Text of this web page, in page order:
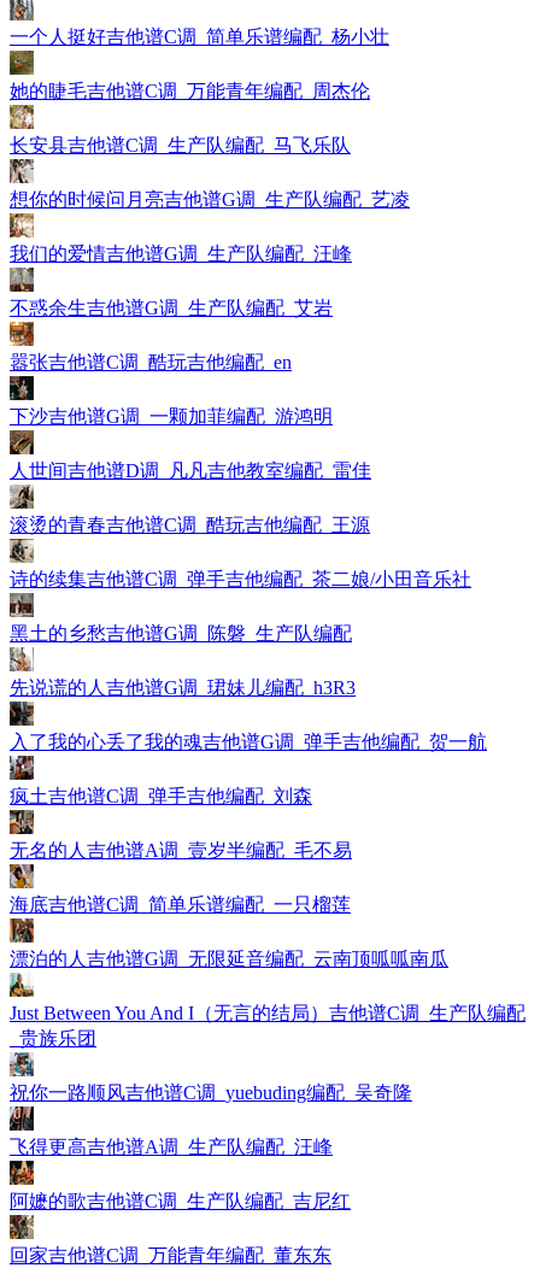
一个人挺好吉他谱C调_简单乐谱编配_杨小壮
她的睫毛吉他谱C调_万能青年编配_周杰伦
长安县吉他谱C调_生产队编配_马飞乐队
想你的时候问月亮吉他谱G调_生产队编配_艺凌
我们的爱情吉他谱G调_生产队编配_汪峰
不惑余生吉他谱G调_生产队编配_艾岩
嚣张吉他谱C调_酷玩吉他编配_en
下沙吉他谱G调_一颗加菲编配_游鸿明
人世间吉他谱D调_凡凡吉他教室编配_雷佳
滚烫的青春吉他谱C调_酷玩吉他编配_王源
诗的续集吉他谱C调_弹手吉他编配_茶二娘/小田音乐社
黑土的乡愁吉他谱G调_陈磐_生产队编配
先说谎的人吉他谱G调_珺妹儿编配_h3R3
入了我的心丢了我的魂吉他谱G调_弹手吉他编配_贺一航
疯土吉他谱C调_弹手吉他编配_刘森
无名的人吉他谱A调_壹岁半编配_毛不易
海底吉他谱C调_简单乐谱编配_一只榴莲
漂泊的人吉他谱G调_无限延音编配_云南顶呱呱南瓜
Just Between You And I（无言的结局）吉他谱C调_生产队编配
_贵族乐团
祝你一路顺风吉他谱C调_yuebuding编配_吴奇隆
飞得更高吉他谱A调_生产队编配_汪峰
阿嬷的歌吉他谱C调_生产队编配_吉尼红
回家吉他谱C调_万能青年编配_董东东